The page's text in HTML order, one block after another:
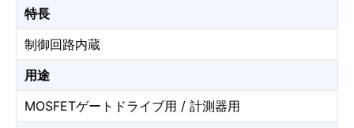
特長
制御回路内蔵
用途
MOSFETゲートドライブ用 / 計測器用